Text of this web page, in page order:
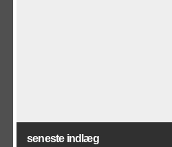
seneste indlæg